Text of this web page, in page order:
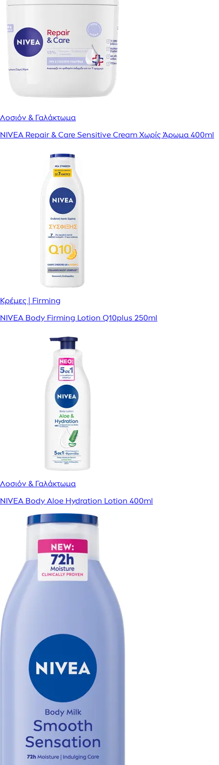
Λοσιόν & Γαλάκτωμα
NIVEA Repair & Care Sensitive Cream Χωρίς Άρωμα 400ml
Κρέμες | Firming
NIVEA Body Firming Lotion Q10plus 250ml
Λοσιόν & Γαλάκτωμα
NIVEA Body Aloe Hydration Lotion 400ml